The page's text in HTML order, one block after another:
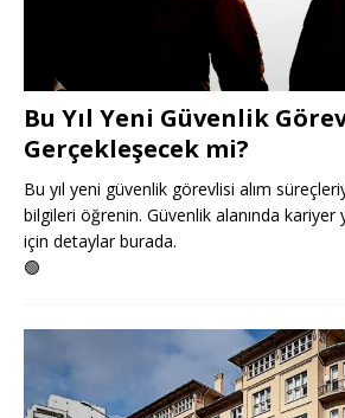
Bu Yıl Yeni Güvenlik
Gerçekleşecek mi?
Bu yıl yeni güvenlik görevlisi alım
bilgileri öğrenin. Güvenlik alanında
için detaylar burada.
🟢